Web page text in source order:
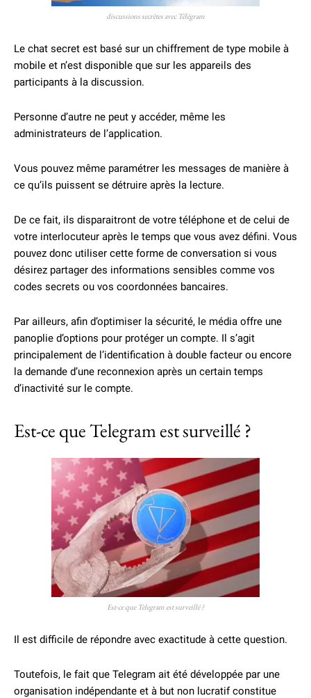
discussions secrètes avec Télégram
Le chat secret est basé sur un chiffrement de type mobile à
mobile et n’est disponible que sur les appareils des
participants à la discussion.
Personne d’autre ne peut y accéder, même les
administrateurs de l’application.
Vous pouvez même paramétrer les messages de manière à
ce qu’ils puissent se détruire après la lecture.
De ce fait, ils disparaitront de votre téléphone et de celui de
votre interlocuteur après le temps que vous avez défini. Vous
pouvez donc utiliser cette forme de conversation si vous
désirez partager des informations sensibles comme vos
codes secrets ou vos coordonnées bancaires.
Par ailleurs, afin d’optimiser la sécurité, le média offre une
panoplie d’options pour protéger un compte. Il s’agit
principalement de l’identification à double facteur ou encore
la demande d’une reconnexion après un certain temps
d’inactivité sur le compte.
Est-ce que Telegram est surveillé ?
Est-ce que Telegram est surveillé ?
Il est difficile de répondre avec exactitude à cette question.
Toutefois, le fait que Telegram ait été développée par une
organisation indépendante et à but non lucratif constitue